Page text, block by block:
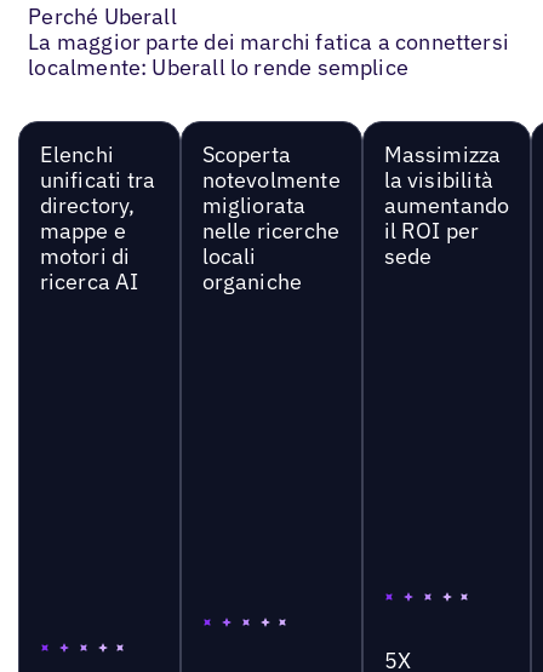
Perché Uberall
La maggior parte dei marchi fatica a connettersi
localmente: Uberall lo rende semplice
Elenchi
unificati tra
directory,
mappe e
motori di
ricerca AI
Scoperta
notevolmente
migliorata
nelle ricerche
locali
organiche
Massimizza
la visibilità
aumentando
il ROI per
sede
5X